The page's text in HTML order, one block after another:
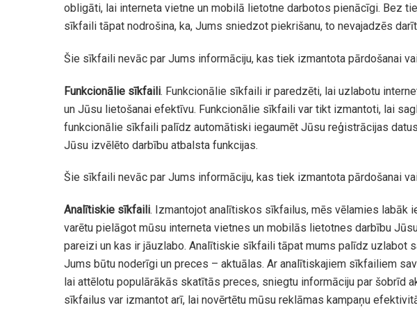
obligāti, lai interneta vietne un mobilā lietotne darbotos pienācīgi. Bez
sīkfaili tāpat nodrošina, ka, Jums sniedzot piekrišanu, to nevajadzēs
Šie sīkfaili nevāc par Jums informāciju, kas tiek izmantota pārdošanai
Funkcionālie sīkfaili. Funkcionālie sīkfaili ir paredzēti, lai uzlabotu
un Jūsu lietošanai efektīvu. Funkcionālie sīkfaili var tikt izmantoti, lai
funkcionālie sīkfaili palīdz automātiski iegaumēt Jūsu reģistrācijas
Jūsu izvēlēto darbību atbalsta funkcijas.
Šie sīkfaili nevāc par Jums informāciju, kas tiek izmantota pārdošanai
Analītiskie sīkfaili. Izmantojot analītiskos sīkfailus, mēs vēlamies labāk
varētu pielāgot mūsu interneta vietnes un mobilās lietotnes darbību
pareizi un kas ir jāuzlabo. Analītiskie sīkfaili tāpat mums palīdz uzlabot
Jums būtu noderīgi un preces – aktuālas. Ar analītiskajiem sīkfailiem
lai attēlotu populārākās skatītās preces, sniegtu informāciju par šobrīd
sīkfailus var izmantot arī, lai novērtētu mūsu reklāmas kampaņu